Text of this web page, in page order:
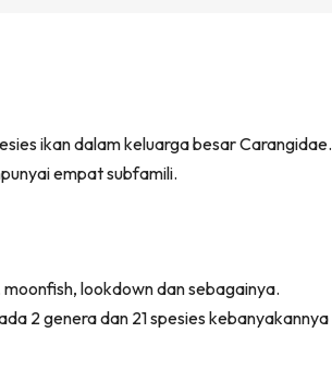
ikan dalam keluarga besar Carangidae.
empat subfamili.
lookdown dan sebagainya.
2 genera dan 21 spesies kebanyakannya